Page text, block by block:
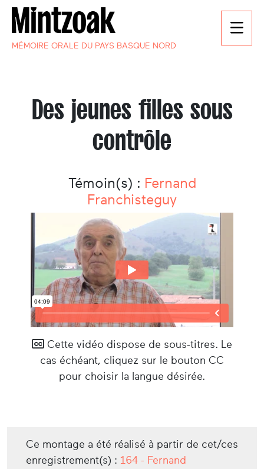
MÉMOIRE ORALE DU PAYS BASQUE NORD
Des jeunes filles sous
contrôle
Témoin(s) : Fernand
Franchisteguy
Cette vidéo dispose de sous-titres. Le
cas échéant, cliquez sur le bouton CC
pour choisir la langue désirée.
Ce montage a été réalisé à partir de cet/ces
enregistrement(s) : 164 - Fernand